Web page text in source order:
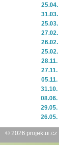
25.04.
31.03.
25.03.
27.02.
26.02.
25.02.
28.11.
27.11.
05.11.
31.10.
08.06.
29.05.
26.05.
© 2026 projektui.cz